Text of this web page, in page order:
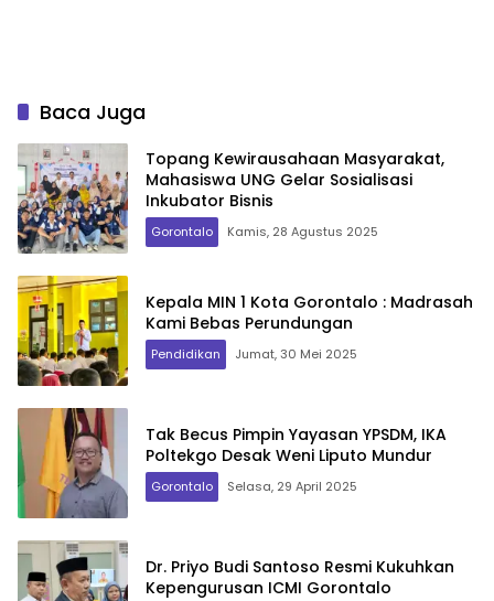
Baca Juga
Topang Kewirausahaan Masyarakat,
Mahasiswa UNG Gelar Sosialisasi
Inkubator Bisnis
Gorontalo Kamis, 28 Agustus 2025
Kepala MIN 1 Kota Gorontalo : Madrasah
Kami Bebas Perundungan
Pendidikan Jumat, 30 Mei 2025
Tak Becus Pimpin Yayasan YPSDM, IKA
Poltekgo Desak Weni Liputo Mundur
Gorontalo Selasa, 29 April 2025
Dr. Priyo Budi Santoso Resmi Kukuhkan
Kepengurusan ICMI Gorontalo